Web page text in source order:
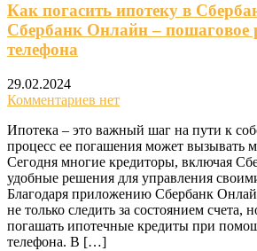
Как погасить ипотеку в
Сбербанк Онлайн – пошаговое
телефона
29.02.2024
Комментариев нет
Ипотека – это важный шаг на пути к
процесс ее погашения может вызывать
Сегодня многие кредиторы, включая
удобные решения для управления
Благодаря приложению Сбербанк
не только следить за состоянием счета,
погашать ипотечные кредиты при
телефона. В […]